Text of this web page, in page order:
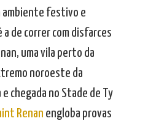
ambiente festivo e
de correr com disfarces
uma vila perto da
noroeste da
chegada no Stade de Ty
Renan engloba provas